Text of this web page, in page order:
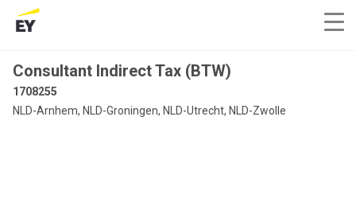
Consultant Indirect Tax (BTW)
1708255
NLD-Arnhem, NLD-Groningen, NLD-Utrecht, NLD-Zwolle